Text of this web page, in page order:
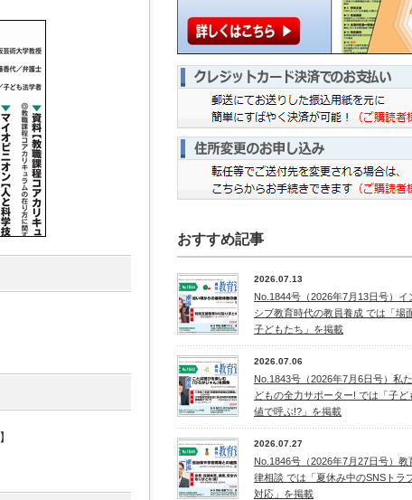
おすすめ記事
2026.07.13
No.1844号（2026年7月13日号）イ
シブ教育時代の教員養成 では「場
子どもたち」を掲載
2026.07.06
No.1843号（2026年7月6日号）私
どもの全力サポーター! では「子ど
値で呼ぶ!?」を掲載
2026.07.27
No.1846号（2026年7月27日号）教
律相談 では「夏休み中のSNSトラ
対応」を掲載